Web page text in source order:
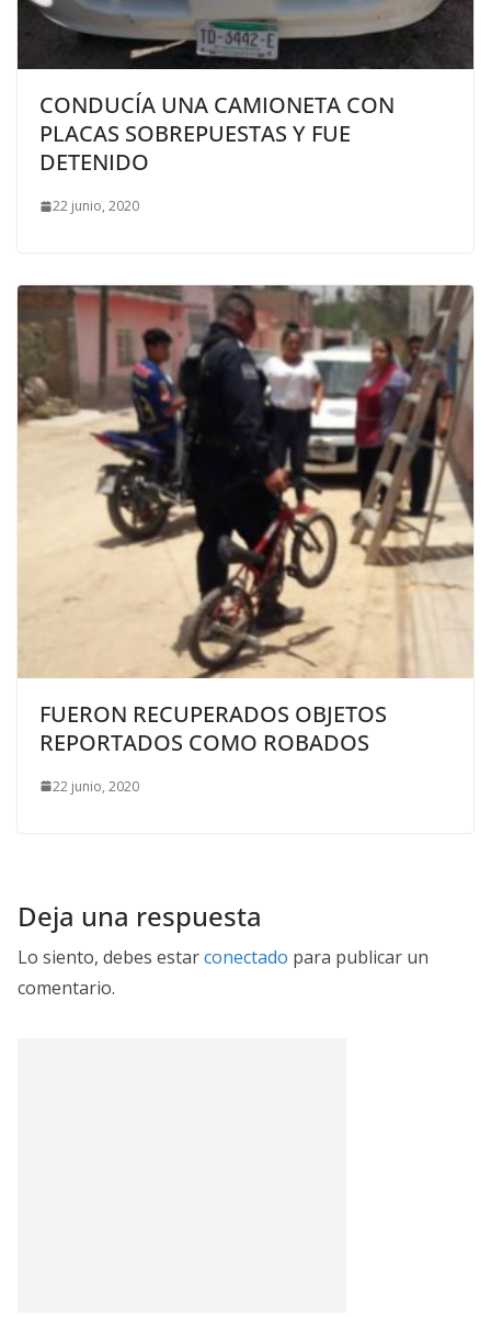
CONDUCÍA UNA CAMIONETA CON
PLACAS SOBREPUESTAS Y FUE
DETENIDO
22 junio, 2020
FUERON RECUPERADOS OBJETOS
REPORTADOS COMO ROBADOS
22 junio, 2020
Deja una respuesta
Lo siento, debes estarconectado para publicar un
comentario.